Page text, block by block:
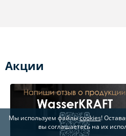
Акции
Мы используем файлыcookies!
вы соглашаетесь на их